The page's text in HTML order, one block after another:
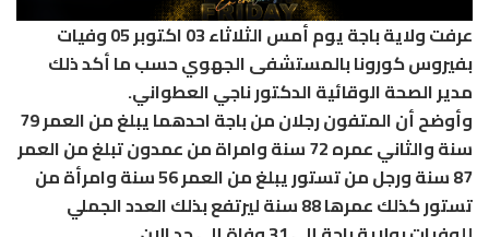
عرفت ولاية باجة يوم أمس الثلاثاء 03 اكتوبر 05 وفيات
بفيروس كورونا بالمستشفى الجهوي حسب ما أكد ذلك
مدير الصحة الوقائية الدكتور ناجي العطواني.
وأوضح أن المتفون رجلان من باجة احدهما يبلغ من العمر 79
سنة والثاني عمره 72 سنة وامراة من عمدون تبلغ من العمر
87 سنة ورجل من تستور يبلغ من العمر 56 سنة وامرأة من
تستور كذلك عمرها 88 سنة ليرتفع بذلك العدد الجملي